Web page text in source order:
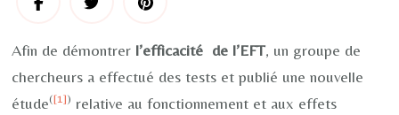
Afin de démontrer l’efficacité de l’EFT, un groupe de
chercheurs a effectué des tests et publié une nouvelle
étude([1]) relative au fonctionnement et aux effets